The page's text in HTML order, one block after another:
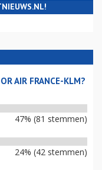
AIR FRANCE-KLM?
47% (81 stemmen)
24% (42 stemmen)